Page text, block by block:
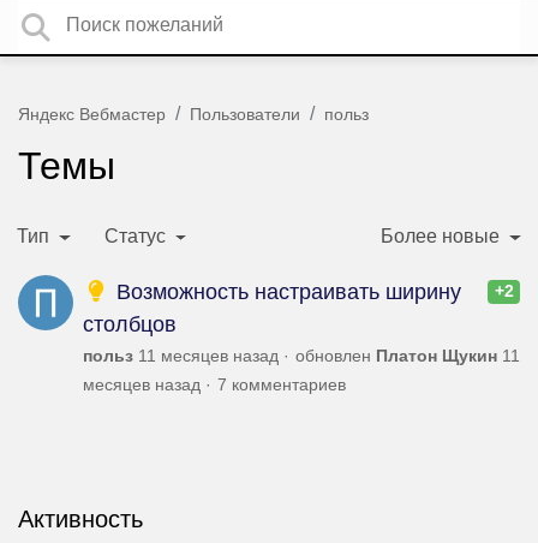
Яндекс Вебмастер Пользователи польз
Темы
Тип Статус Более новые
+2
Возможность настраивать ширину
столбцов
польз 11 месяцев назад обновлен Платон Щукин 11
месяцев назад
7 комментариев
Активность